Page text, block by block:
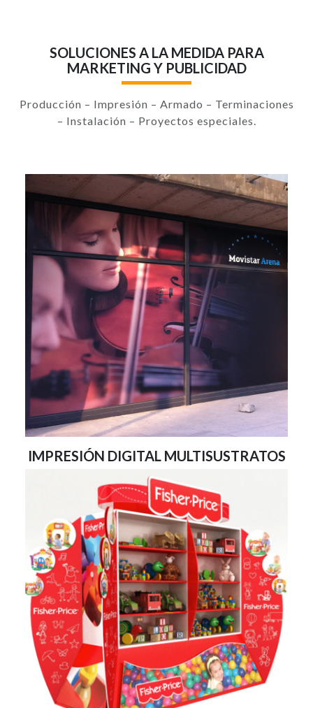
SOLUCIONES A LA MEDIDA PARA
MARKETING Y PUBLICIDAD
Producción – Impresión – Armado – Terminaciones
– Instalación – Proyectos especiales.
IMPRESIÓN DIGITAL MULTISUSTRATOS